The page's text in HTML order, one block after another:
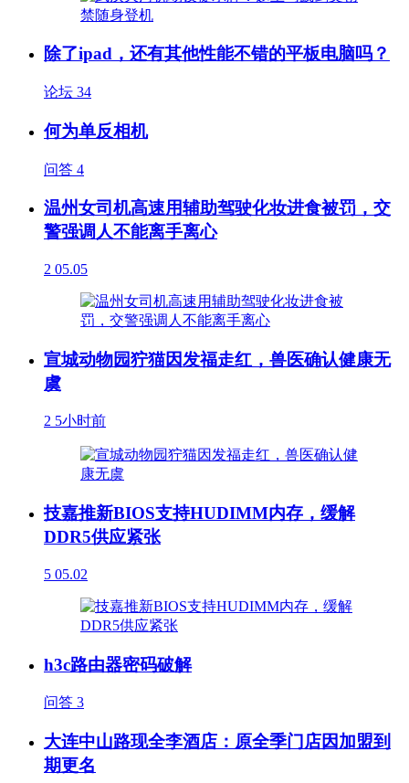
除了ipad，还有其他性能不错的平板电脑吗？
论坛 34
何为单反相机
问答 4
温州女司机高速用辅助驾驶化妆进食被罚，交
警强调人不能离手离心
2 05.05
宣城动物园狞猫因发福走红，兽医确认健康无
虞
2 5小时前
技嘉推新BIOS支持HUDIMM内存，缓解
DDR5供应紧张
5 05.02
h3c路由器密码破解
问答 3
大连中山路现全李酒店：原全季门店因加盟到
期更名